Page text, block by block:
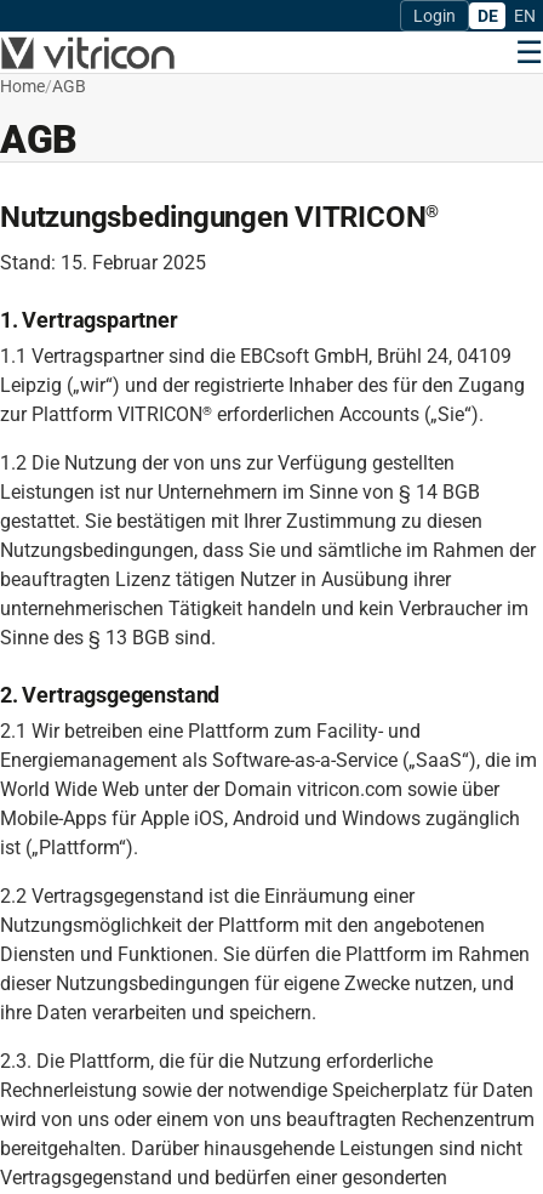
Login DE EN
☰
Home/AGB
AGB
Nutzungsbedingungen VITRICON®
Stand: 15. Februar 2025
1. Vertragspartner
1.1 Vertragspartner sind die EBCsoft GmbH, Brühl 24, 04109
Leipzig („wir“) und der registrierte Inhaber des für den Zugang
zur Plattform VITRICON® erforderlichen Accounts („Sie“).
1.2 Die Nutzung der von uns zur Verfügung gestellten
Leistungen ist nur Unternehmern im Sinne von § 14 BGB
gestattet. Sie bestätigen mit Ihrer Zustimmung zu diesen
Nutzungsbedingungen, dass Sie und sämtliche im Rahmen der
beauftragten Lizenz tätigen Nutzer in Ausübung ihrer
unternehmerischen Tätigkeit handeln und kein Verbraucher im
Sinne des § 13 BGB sind.
2. Vertragsgegenstand
2.1 Wir betreiben eine Plattform zum Facility- und
Energiemanagement als Software-as-a-Service („SaaS“), die im
World Wide Web unter der Domain vitricon.com sowie über
Mobile-Apps für Apple iOS, Android und Windows zugänglich
ist („Plattform“).
2.2 Vertragsgegenstand ist die Einräumung einer
Nutzungsmöglichkeit der Plattform mit den angebotenen
Diensten und Funktionen. Sie dürfen die Plattform im Rahmen
dieser Nutzungsbedingungen für eigene Zwecke nutzen, und
ihre Daten verarbeiten und speichern.
2.3. Die Plattform, die für die Nutzung erforderliche
Rechnerleistung sowie der notwendige Speicherplatz für Daten
wird von uns oder einem von uns beauftragten Rechenzentrum
bereitgehalten. Darüber hinausgehende Leistungen sind nicht
Vertragsgegenstand und bedürfen einer gesonderten